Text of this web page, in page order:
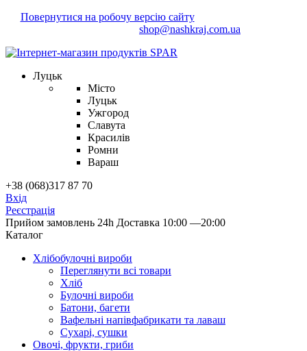
Повернутися на робочу версію сайтуМаєте зауваження?
shop@nashkraj.com.ua
Луцьк
Місто
Луцьк
Ужгород
Славута
Красилів
Ромни
Вараш
+38 (068)317 87 70
Вхід
Реєстрація
Прийом замовлень 24h Доставка 10:00 —20:00
Каталог
Хлібобулочні вироби
Переглянути всі товари
Хліб
Булочні вироби
Батони, багети
Вафельні напівфабрикати та лаваш
Сухарі, сушки
Овочі, фрукти, гриби